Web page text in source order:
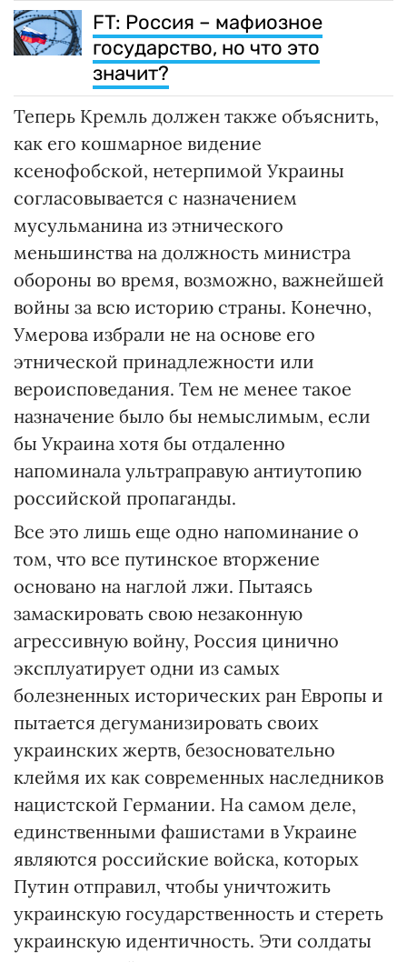
FT: Россия – мафиозное
государство, но что это
значит?
Теперь Кремль должен также объяснить,
как его кошмарное видение
ксенофобской, нетерпимой Украины
согласовывается с назначением
мусульманина из этнического
меньшинства на должность министра
обороны во время, возможно, важнейшей
войны за всю историю страны. Конечно,
Умерова избрали не на основе его
этнической принадлежности или
вероисповедания. Тем не менее такое
назначение было бы немыслимым, если
бы Украина хотя бы отдаленно
напоминала ультраправую антиутопию
российской пропаганды.
Все это лишь еще одно напоминание о
том, что все путинское вторжение
основано на наглой лжи. Пытаясь
замаскировать свою незаконную
агрессивную войну, Россия цинично
эксплуатирует одни из самых
болезненных исторических ран Европы и
пытается дегуманизировать своих
украинских жертв, безосновательно
клеймя их как современных наследников
нацистской Германии. На самом деле,
единственными фашистами в Украине
являются российские войска, которых
Путин отправил, чтобы уничтожить
украинскую государственность и стереть
украинскую идентичность. Эти солдаты